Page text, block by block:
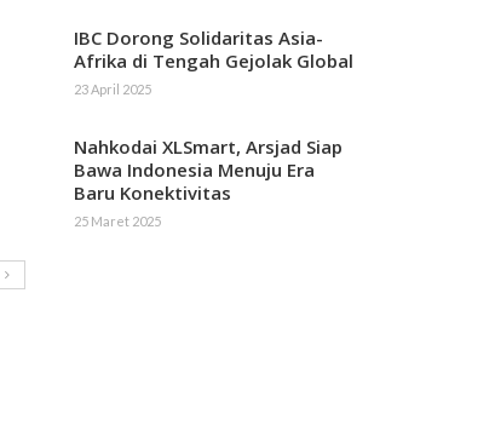
IBC Dorong Solidaritas Asia-
Afrika di Tengah Gejolak Global
23 April 2025
Nahkodai XLSmart, Arsjad Siap
Bawa Indonesia Menuju Era
Baru Konektivitas
25 Maret 2025